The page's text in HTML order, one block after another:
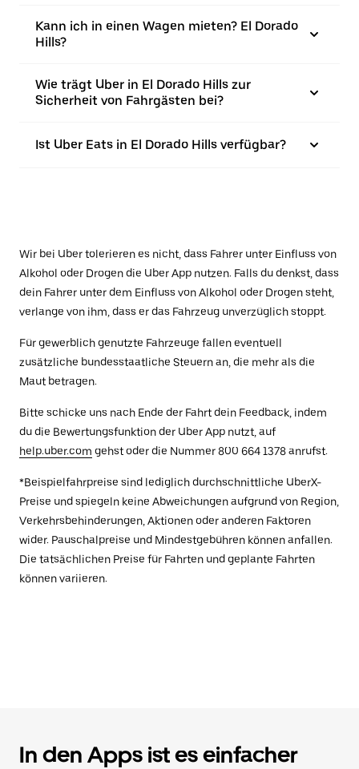
Kann ich in einen Wagen mieten? El Dorado
Hills?
Wie trägt Uber in El Dorado Hills zur
Sicherheit von Fahrgästen bei?
Ist Uber Eats in El Dorado Hills verfügbar?
Wir bei Uber tolerieren es nicht, dass Fahrer unter Einfluss von
Alkohol oder Drogen die Uber App nutzen. Falls du denkst, dass
dein Fahrer unter dem Einfluss von Alkohol oder Drogen steht,
verlange von ihm, dass er das Fahrzeug unverzüglich stoppt.
Für gewerblich genutzte Fahrzeuge fallen eventuell
zusätzliche bundesstaatliche Steuern an, die mehr als die
Maut betragen.
Bitte schicke uns nach Ende der Fahrt dein Feedback, indem
du die Bewertungsfunktion der Uber App nutzt, auf
help.uber.com gehst oder die Nummer 800 664 1378 anrufst.
*Beispielfahrpreise sind lediglich durchschnittliche UberX-
Preise und spiegeln keine Abweichungen aufgrund von Region,
Verkehrsbehinderungen, Aktionen oder anderen Faktoren
wider. Pauschalpreise und Mindestgebühren können anfallen.
Die tatsächlichen Preise für Fahrten und geplante Fahrten
können variieren.
In den Apps ist es einfacher